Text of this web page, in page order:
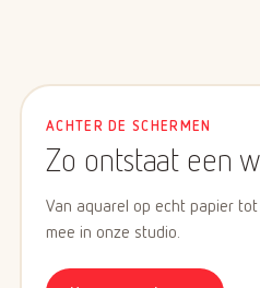
ACHTER DE SCHERMEN
Zo ontstaat een
Van aquarel op echt papier
mee in onze studio.